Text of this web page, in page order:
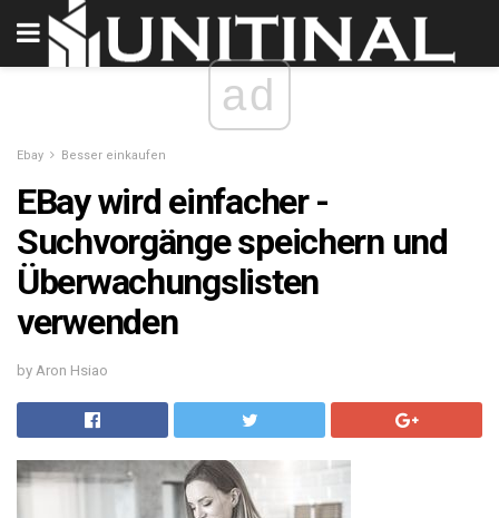
ad
Ebay Besser einkaufen
EBay wird einfacher -
Suchvorgänge speichern und
Überwachungslisten
verwenden
by Aron Hsiao